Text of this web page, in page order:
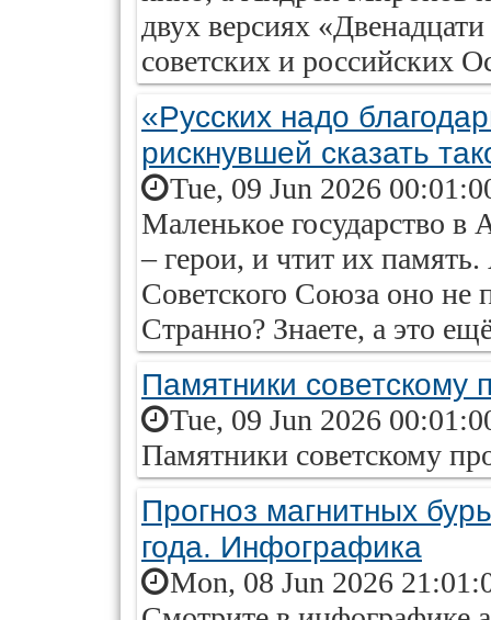
двух версиях
советских и российских
«Русских надо
рискнувшей сказать
Tue, 09 Jun 2026
Маленькое государство в
– герои, и чтит их
Советского Союза оно не
Странно? Знаете, а это
Памятники
Tue, 09 Jun 2026
Памятники советскому
Прогноз магнитных
года. Инфографика
Mon, 08 Jun 2026